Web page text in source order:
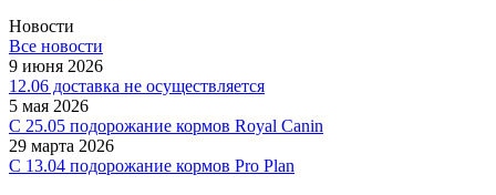
Новости
Все новости
9 июня 2026
12.06 доставка не осуществляется
5 мая 2026
C 25.05 подорожание кормов Royal Canin
29 марта 2026
С 13.04 подорожание кормов Pro Plan